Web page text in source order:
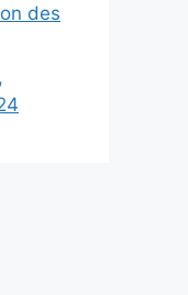
des